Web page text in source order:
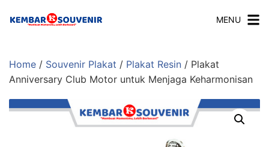
MENU
Home / Souvenir Plakat / Plakat Resin / Plakat
Anniversary Club Motor untuk Menjaga Keharmonisan